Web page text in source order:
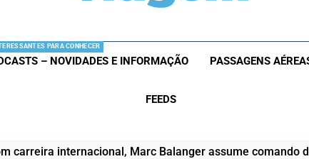
PARA CONHECER
– NOVIDADES E INFORMAÇÃO PASSAGENS
FEEDS
carreira internacional, Marc Balanger assume comando